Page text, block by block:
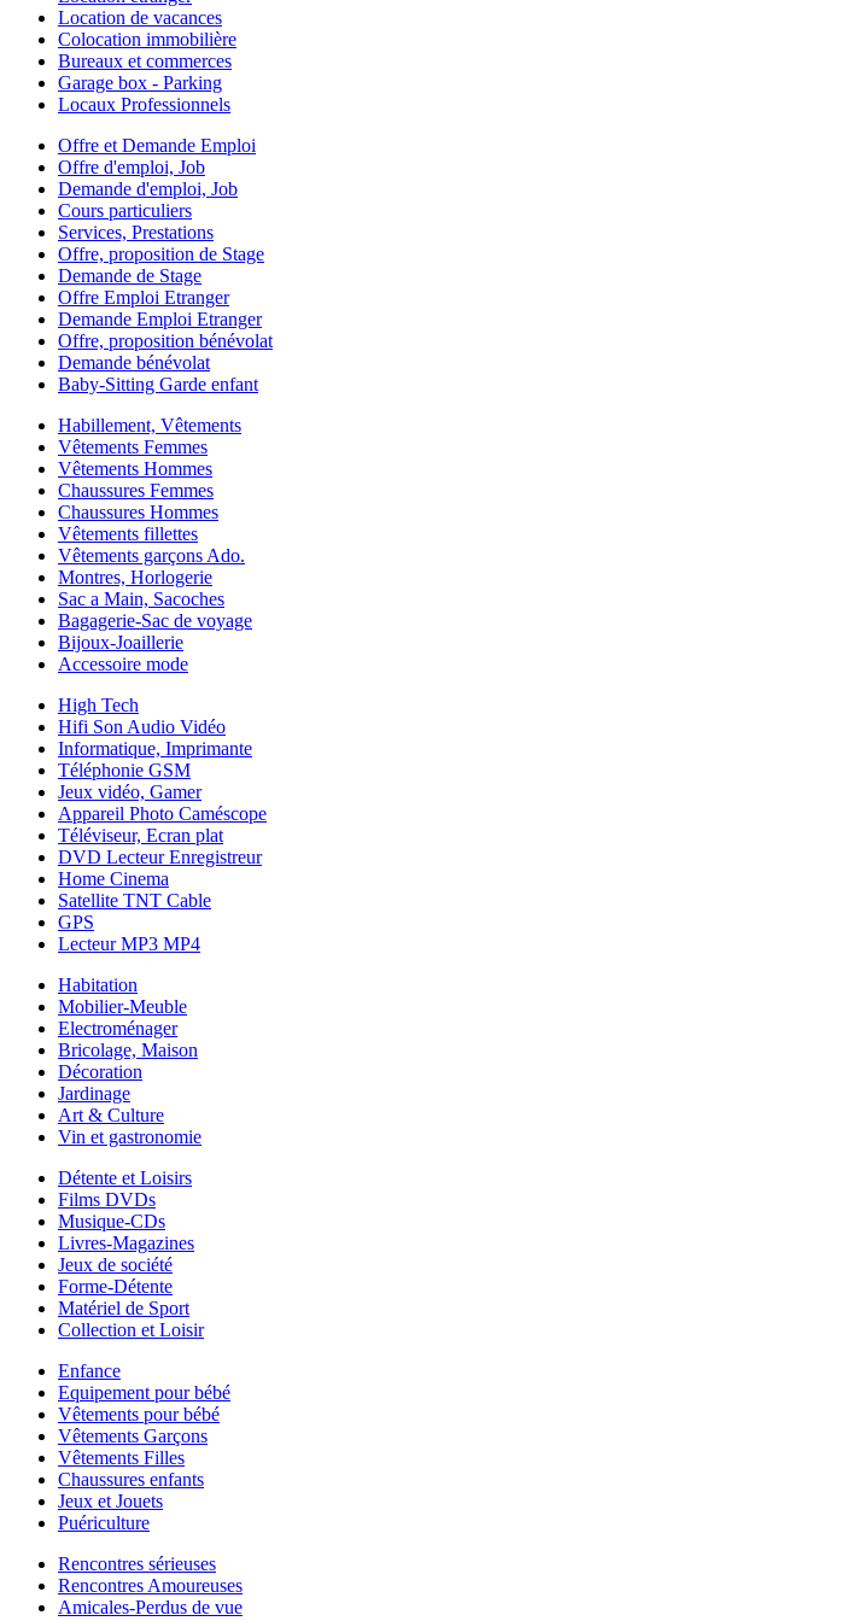
Location de vacances
Colocation immobilière
Bureaux et commerces
Garage box - Parking
Locaux Professionnels
Offre et Demande Emploi
Offre d'emploi, Job
Demande d'emploi, Job
Cours particuliers
Services, Prestations
Offre, proposition de Stage
Demande de Stage
Offre Emploi Etranger
Demande Emploi Etranger
Offre, proposition bénévolat
Demande bénévolat
Baby-Sitting Garde enfant
Habillement, Vêtements
Vêtements Femmes
Vêtements Hommes
Chaussures Femmes
Chaussures Hommes
Vêtements fillettes
Vêtements garçons Ado.
Montres, Horlogerie
Sac a Main, Sacoches
Bagagerie-Sac de voyage
Bijoux-Joaillerie
Accessoire mode
High Tech
Hifi Son Audio Vidéo
Informatique, Imprimante
Téléphonie GSM
Jeux vidéo, Gamer
Appareil Photo Caméscope
Téléviseur, Ecran plat
DVD Lecteur Enregistreur
Home Cinema
Satellite TNT Cable
GPS
Lecteur MP3 MP4
Habitation
Mobilier-Meuble
Electroménager
Bricolage, Maison
Décoration
Jardinage
Art & Culture
Vin et gastronomie
Détente et Loisirs
Films DVDs
Musique-CDs
Livres-Magazines
Jeux de société
Forme-Détente
Matériel de Sport
Collection et Loisir
Enfance
Equipement pour bébé
Vêtements pour bébé
Vêtements Garçons
Vêtements Filles
Chaussures enfants
Jeux et Jouets
Puériculture
Rencontres sérieuses
Rencontres Amoureuses
Amicales-Perdus de vue